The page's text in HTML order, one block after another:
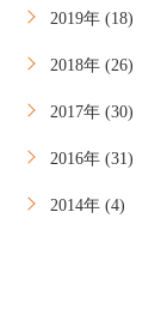
2019年 (18)
2018年 (26)
2017年 (30)
2016年 (31)
2014年 (4)